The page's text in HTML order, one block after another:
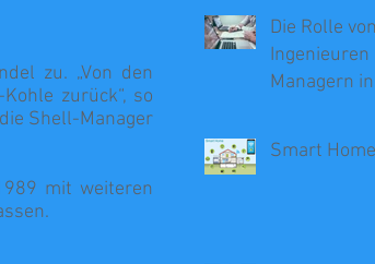
zu. „Von den
zurück“, so
Shell-Manager
mit weiteren
Die Rolle
Managern
Smart Home